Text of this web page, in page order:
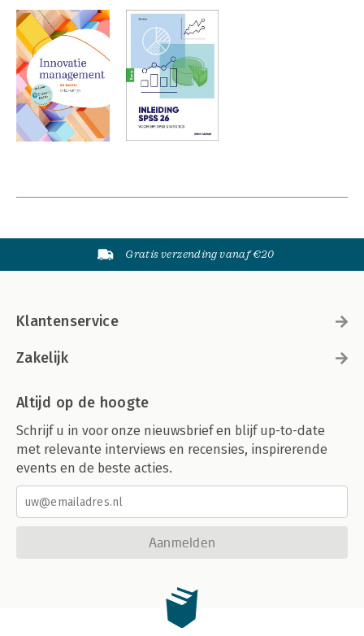
Gratis verzending vanaf €20
Klantenservice
Zakelijk
Altijd op de hoogte
Schrijf u in voor onze nieuwsbrief en blijf up-to-date
met relevante interviews en recensies, inspirerende
events en de beste acties.
Aanmelden